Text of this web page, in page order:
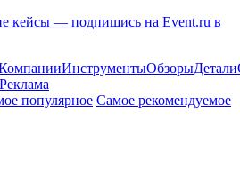
кейсы — подпишись на Event.ru в
ИнструментыОбзорыДетали
Реклама
популярное Самое рекомендуемое